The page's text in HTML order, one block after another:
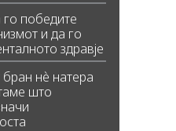
победите
и да го
здравје
нè натера
што